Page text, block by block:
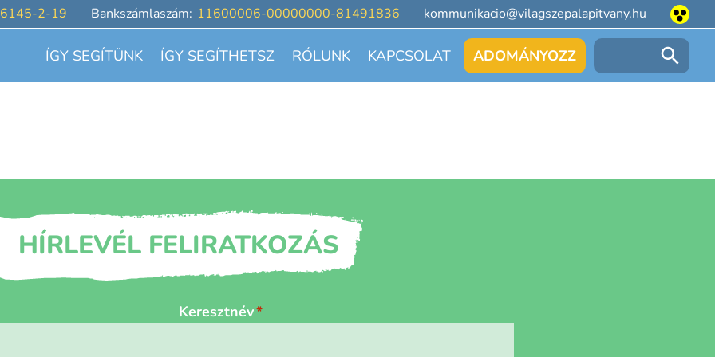
2-19 Bankszámlaszám: 11600006-00000000-81491836 kommunikacio@vilagszepalapitvany.hu
Keresés:
ÍGY SEGÍTÜNK ÍGY SEGÍTHETSZ RÓLUNK KAPCSOLAT ADOMÁNYOZZ
HÍRLEVÉL FELIRATKOZÁS
Keresztnév